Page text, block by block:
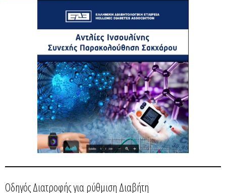
Οδηγός Διατροφής για ρύθμιση Διαβήτη